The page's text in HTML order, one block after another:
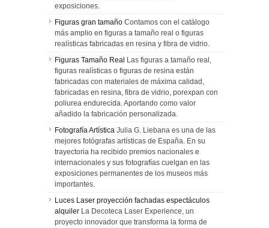
exposiciones.
Figuras gran tamaño Contamos con el catálogo
más amplio en figuras a tamaño real o figuras
realísticas fabricadas en resina y fibra de vidrio.
Figuras Tamaño Real Las figuras a tamaño real,
figuras realísticas o figuras de resina están
fabricadas con materiales de máxima calidad,
fabricadas en resina, fibra de vidrio, porexpan con
poliurea endurecida. Aportando como valor
añadido la fabricación personalizada.
Fotografía Artística Julia G. Liebana es una de las
mejores fotógrafas artísticas de España. En su
trayectoria ha recibido premios nacionales e
internacionales y sus fotografías cuelgan en las
exposiciones permanentes de los museos más
importantes.
Luces Laser proyección fachadas espectáculos
alquiler La Decoteca Laser Experience, un
proyecto innovador que transforma la forma de